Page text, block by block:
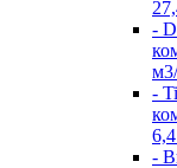
-
-
-